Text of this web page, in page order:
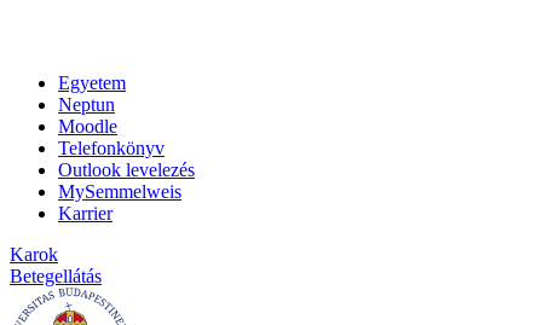
Egyetem
Neptun
Moodle
Telefonkönyv
Outlook levelezés
MySemmelweis
Karrier
Karok
Betegellátás